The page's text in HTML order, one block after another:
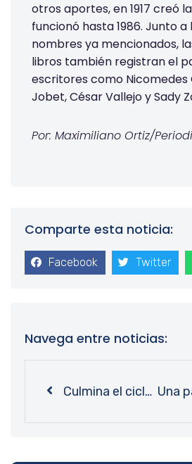
otros aportes, en 1917 creó
funcionó hasta 1986. Junto a
nombres ya mencionados,
libros también registran el
escritores como Nicomedes
Jobet, César Vallejo y Sady
Por: Maximiliano Ortiz/
Comparte esta noticia:
Facebook Twitter
Navega entre noticias:
Culmina el ciclo de Talleres de la Colección Orgullo, una alianza entre Bibliotecas UdeC y Autoras Librería